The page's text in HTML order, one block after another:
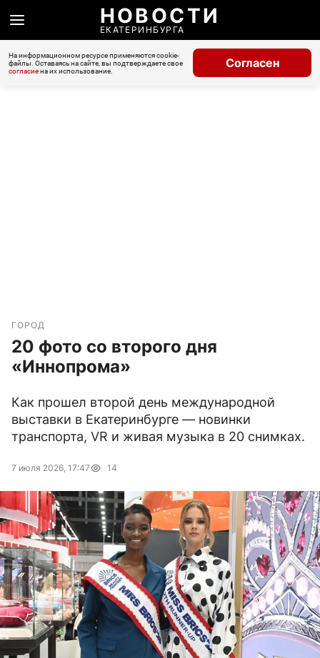
НОВОСТИ
ЕКАТЕРИНБУРГА
На информационном ресурсе применяются cookie-
файлы. Оставаясь на сайте, вы подтверждаете свое
согласиена их использование.
Согласен
ГОРОД
20 фото со второго дня
«Иннопрома»
Как прошел второй день международной
выставки в Екатеринбурге — новинки
транспорта, VR и живая музыка в 20 снимках.
7 июля 2026, 17:47 14